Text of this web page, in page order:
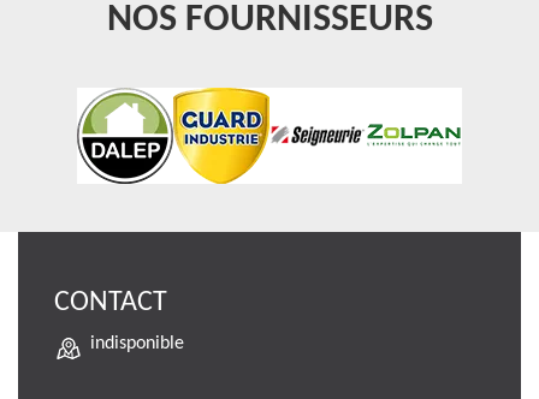
NOS FOURNISSEURS
CONTACT
indisponible